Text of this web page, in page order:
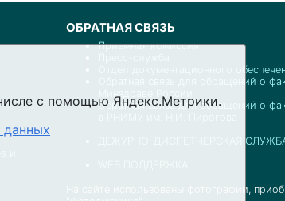
и
ОБРАТНАЯ СВЯЗЬ
Приемная комиссия
Отдел документационного
Обратная связь для обращений о
Минздраве России
Обратная связь для обращений о
ДЕЖУРНО-ДИСПЕТЧЕРСКАЯ
На сайте использованы фотографии,
с помощью Яндекс.Метрики.
данных